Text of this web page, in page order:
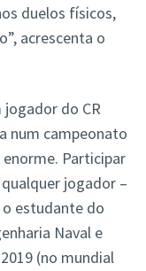
duelos físicos,
acrescenta o
do CR
num campeonato
Participar
jogador –
estudante do
Naval e
(no mundial